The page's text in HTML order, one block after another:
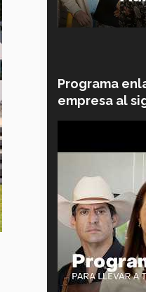
Programa
empresa al